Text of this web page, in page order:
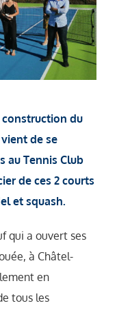
construction du
vient de se
au Tennis Club
de ces 2 courts
et squash.
qui a ouvert ses
à Châtel-
en
tous les